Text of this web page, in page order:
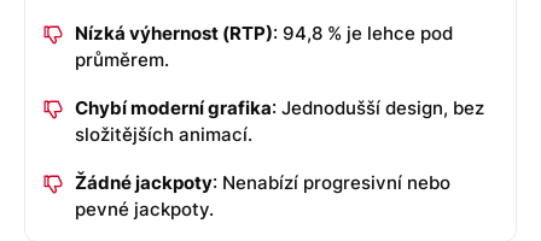
Nízká výhernost (RTP): 94,8 % je lehce pod
průměrem.
Chybí moderní grafika: Jednodušší design, bez
složitějších animací.
Žádné jackpoty: Nenabízí progresivní nebo
pevné jackpoty.